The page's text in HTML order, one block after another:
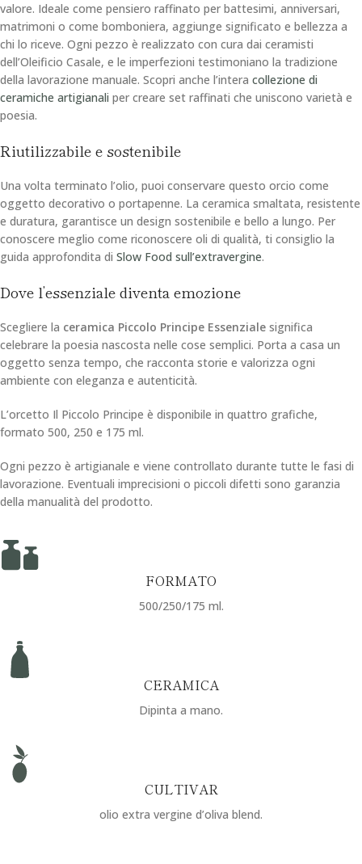
valore. Ideale come pensiero raffinato per battesimi, anniversari,
matrimoni o come bomboniera, aggiunge significato e bellezza a
chi lo riceve. Ogni pezzo è realizzato con cura dai ceramisti
dell’Oleificio Casale, e le imperfezioni testimoniano la tradizione
della lavorazione manuale. Scopri anche l’intera collezione di
ceramiche artigianali per creare set raffinati che uniscono varietà e
poesia.
Riutilizzabile e sostenibile
Una volta terminato l’olio, puoi conservare questo orcio come
oggetto decorativo o portapenne. La ceramica smaltata, resistente
e duratura, garantisce un design sostenibile e bello a lungo. Per
conoscere meglio come riconoscere oli di qualità, ti consiglio la
guida approfondita di Slow Food sull’extravergine.
Dove l’essenziale diventa emozione
Scegliere la ceramica Piccolo Principe Essenziale significa
celebrare la poesia nascosta nelle cose semplici. Porta a casa un
oggetto senza tempo, che racconta storie e valorizza ogni
ambiente con eleganza e autenticità.
L’orcetto Il Piccolo Principe è disponibile in quattro grafiche,
formato 500, 250 e 175 ml.
Ogni pezzo è artigianale e viene controllato durante tutte le fasi di
lavorazione. Eventuali imprecisioni o piccoli difetti sono garanzia
della manualità del prodotto.
FORMATO
500/250/175 ml.
CERAMICA
Dipinta a mano.
CULTIVAR
olio extra vergine d’oliva blend.